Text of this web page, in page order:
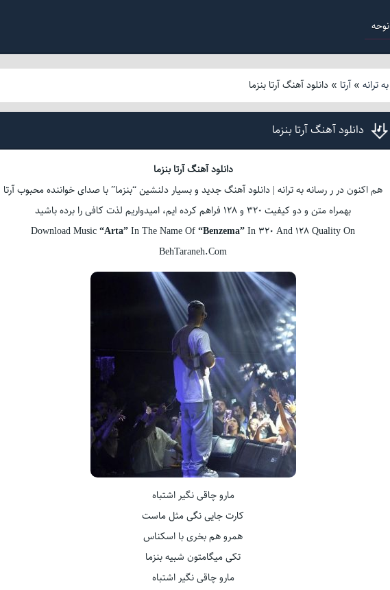
نوحه
به ترانه»آرتا » دانلود آهنگ آرتا بنزما
دانلود آهنگ آرتا بنزما
دانلود آهنگ آرتا بنزما
هم اکنون در ر رسانه به ترانه | دانلود آهنگ جدید و بسیار دلنشین “بنزما” با صدای خواننده محبوب آرتا
بهمراه متن و دو کیفیت 320 و 128 فراهم کرده ایم، امیدواریم لذت کافی را برده باشید
Download Music“Arta”In The Name Of“Benzema”In 320 And 128 Quality On
BehTaraneh.Com
مارو چاقی نگیر اشتباه
کارت جایی نگی مثل ماست
همرو هم بخری با اسکناس
تکی میگامتون شبیه بنزما
مارو چاقی نگیر اشتباه